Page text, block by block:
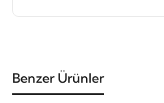
Benzer Ürünler